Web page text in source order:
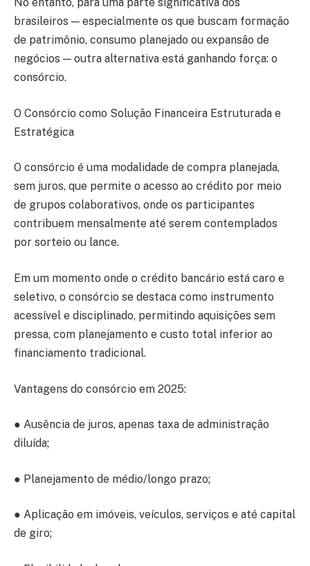
No entanto, para uma parte significativa dos
brasileiros — especialmente os que buscam formação
de patrimônio, consumo planejado ou expansão de
negócios — outra alternativa está ganhando força: o
consórcio.
O Consórcio como Solução Financeira Estruturada e
Estratégica
O consórcio é uma modalidade de compra planejada,
sem juros, que permite o acesso ao crédito por meio
de grupos colaborativos, onde os participantes
contribuem mensalmente até serem contemplados
por sorteio ou lance.
Em um momento onde o crédito bancário está caro e
seletivo, o consórcio se destaca como instrumento
acessível e disciplinado, permitindo aquisições sem
pressa, com planejamento e custo total inferior ao
financiamento tradicional.
Vantagens do consórcio em 2025:
● Ausência de juros, apenas taxa de administração
diluída;
● Planejamento de médio/longo prazo;
● Aplicação em imóveis, veículos, serviços e até capital
de giro;